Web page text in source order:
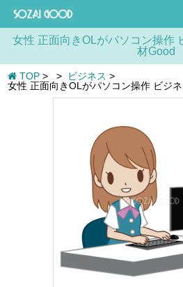
女性 正面向きOLがパソコン操作
材Good
TOP > > ビジネス >
女性 正面向きOLがパソコン操作 ビジ